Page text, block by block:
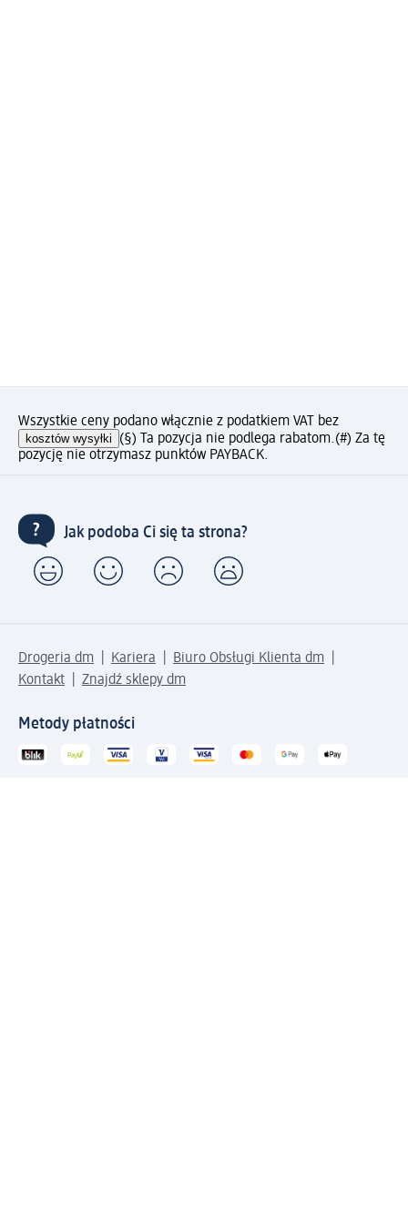
Wszystkie ceny podano włącznie z podatkiem VAT bez
kosztów wysyłki (§) Ta pozycja nie podlega rabatom.(#) Za tę
pozycję nie otrzymasz punktów PAYBACK.
Jak podoba Ci się ta strona?
Drogeria dm Kariera
Biuro Obsługi Klienta dm
Kontakt
Znajdź sklepy dm
Metody płatności